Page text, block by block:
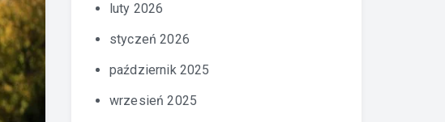
luty 2026
styczeń 2026
październik 2025
wrzesień 2025